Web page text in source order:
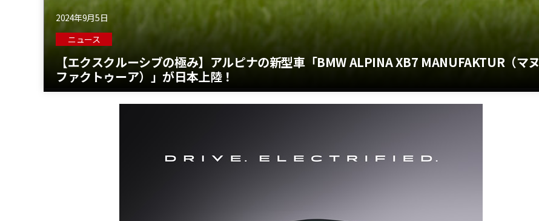
2024年9月5日
ニュース
【エクスクルーシブの極み】アルピナの新型車「BMW ALPINA XB7 MANUFAKTUR（マヌ
ファクトゥーア）」が日本上陸！